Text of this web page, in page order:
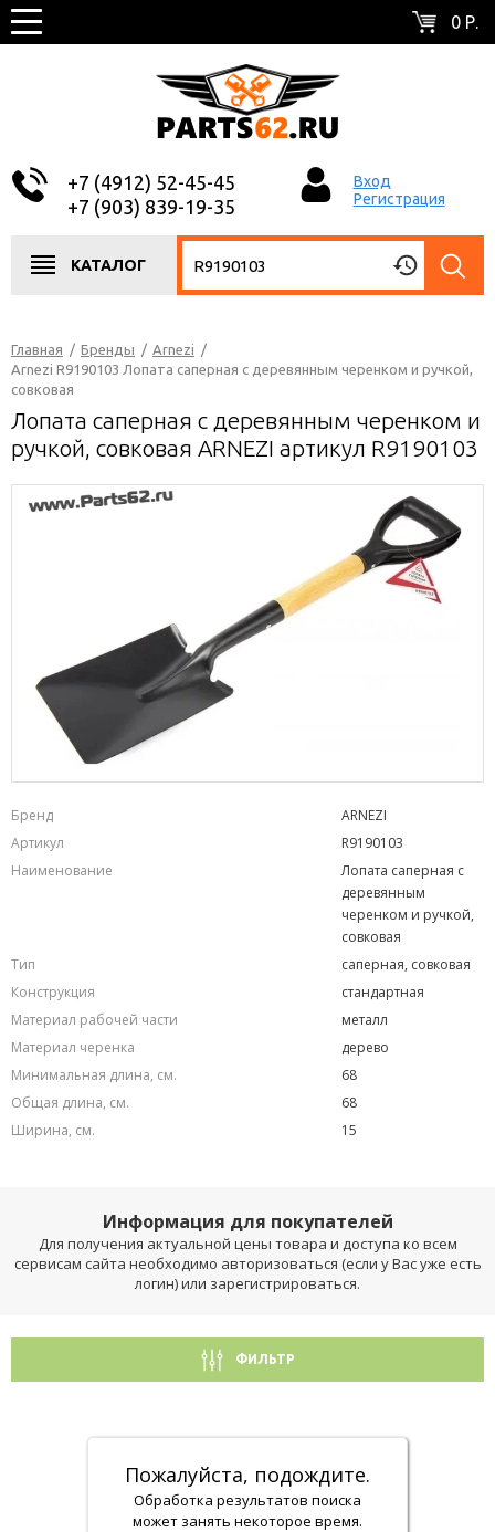
0 Р.
+7 (4912) 52-45-45
+7 (903) 839-19-35
Вход
Регистрация
КАТАЛОГ
Главная / Бренды / Arnezi /
Arnezi R9190103 Лопата саперная с деревянным черенком и ручкой,
совковая
Лопата саперная с деревянным черенком и
ручкой, совковая ARNEZI артикул R9190103
Бренд
ARNEZI
Артикул
R9190103
Наименование
Лопата саперная с
деревянным
черенком и ручкой,
совковая
Тип
саперная, совковая
Конструкция
стандартная
Материал рабочей части
металл
Материал черенка
дерево
Минимальная длина, см.
68
Общая длина, см.
68
Ширина, см.
15
Информация для покупателей
Для получения актуальной цены товара и доступа ко всем
сервисам сайта необходимо авторизоваться (если у Вас уже есть
логин) или зарегистрироваться.
ФИЛЬТР
Пожалуйста, подождите.
Обработка результатов поиска
может занять некоторое время.